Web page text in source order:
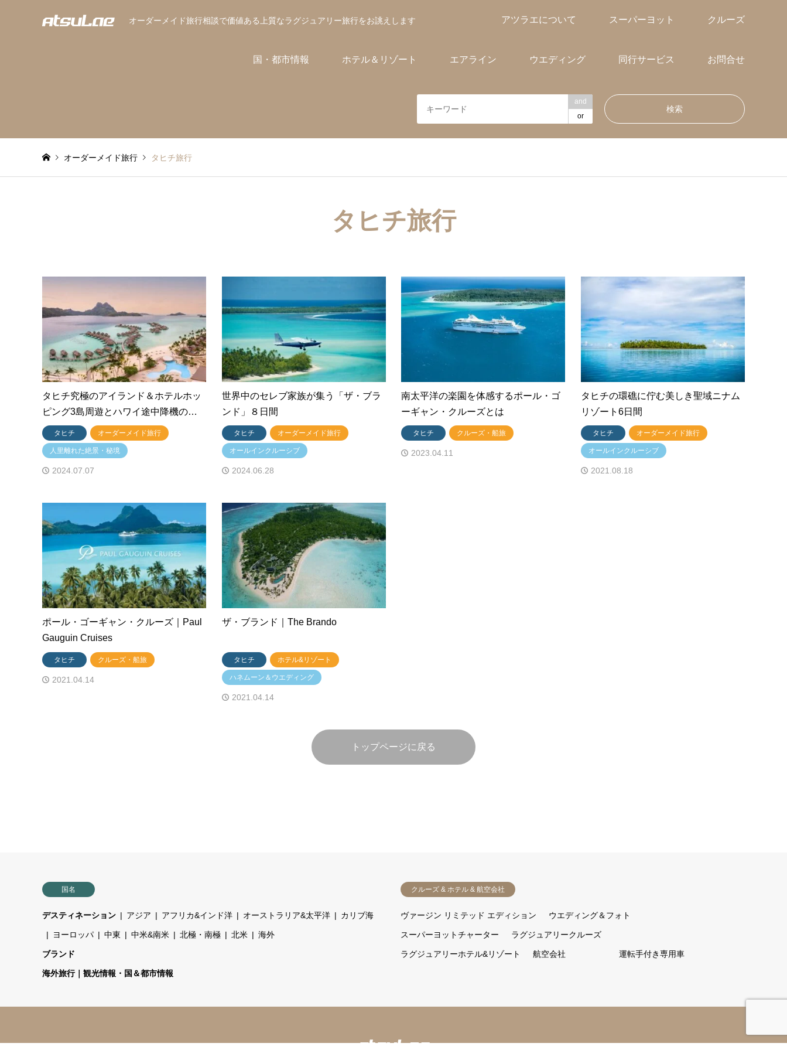
オーダーメイド旅行相談で価値ある上質なラグジュアリー旅行をお誂えします アツラエについて スーパーヨット クルーズ
国・都市情報 ホテル＆リゾート エアライン ウエディング 同行サービス お問合せ
and
or
オーダーメイド旅行 タヒチ旅行
タヒチ旅行
タヒチ究極のアイランド＆ホテルホッ
ピング3島周遊とハワイ途中降機の…
タヒチ オーダーメイド旅行
人里離れた絶景・秘境
2024.07.07
世界中のセレブ家族が集う「ザ・ブラ
ンド」８日間
タヒチ オーダーメイド旅行
オールインクルーシブ
2024.06.28
南太平洋の楽園を体感するポール・ゴ
ーギャン・クルーズとは
タヒチ クルーズ・船旅
2023.04.11
タヒチの環礁に佇む美しき聖域ニナム
リゾート6日間
タヒチ オーダーメイド旅行
オールインクルーシブ
2021.08.18
ポール・ゴーギャン・クルーズ｜Paul
Gauguin Cruises
タヒチ クルーズ・船旅
2021.04.14
ザ・ブランド｜The Brando
タヒチ ホテル&リゾート
ハネムーン＆ウエディング
2021.04.14
トップページに戻る
国名
デスティネーション アジア アフリカ&インド洋 オーストラリア&太平洋 カリブ海
ヨーロッパ 中東 中米&南米 北極・南極 北米 海外
ブランド
海外旅行｜観光情報・国＆都市情報
クルーズ & ホテル & 航空会社
ヴァージン リミテッド エディション ウエディング＆フォト
スーパーヨットチャーター ラグジュアリークルーズ
ラグジュアリーホテル&リゾート 航空会社 運転手付き専用車